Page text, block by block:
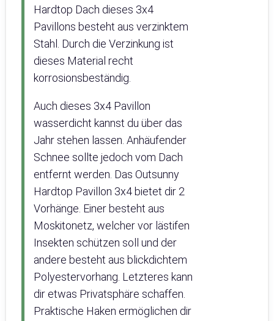
Hardtop Dach dieses 3x4
Pavillons besteht aus verzinktem
Stahl. Durch die Verzinkung ist
dieses Material recht
korrosionsbeständig.
Auch dieses 3x4 Pavillon
wasserdicht kannst du über das
Jahr stehen lassen. Anhäufender
Schnee sollte jedoch vom Dach
entfernt werden. Das Outsunny
Hardtop Pavillon 3x4 bietet dir 2
Vorhänge. Einer besteht aus
Moskitonetz, welcher vor lästifen
Insekten schützen soll und der
andere besteht aus blickdichtem
Polyestervorhang. Letzteres kann
dir etwas Privatsphäre schaffen.
Praktische Haken ermöglichen dir